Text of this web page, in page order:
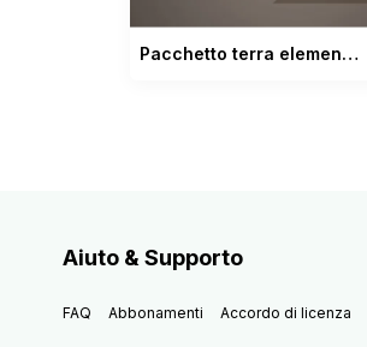
Pacchetto terra elementale
Aiuto & Supporto
FAQ Abbonamenti Accordo di licenza